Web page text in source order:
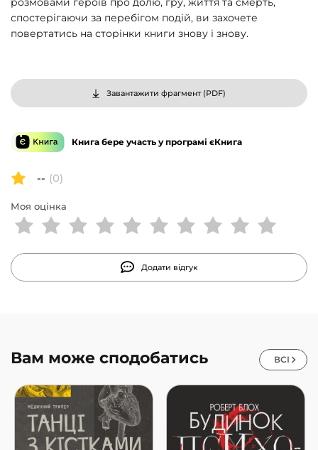
спостерігаючи за перебігом подій, ви захочете
повертатись на сторінки книги знову і знову.
Завантажити фрагмент (PDF)
Книга бере участь у програмі єКнига
-- (0)
Моя оцінка
Додати відгук
Вам може сподобатись ВСІ